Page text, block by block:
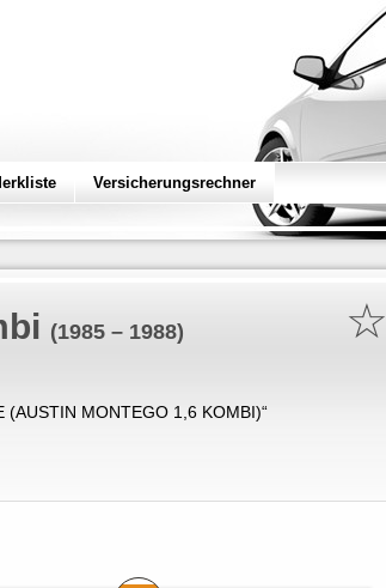
Versicherungsrechner
☆
(1985 – 1988)
(AUSTIN MONTEGO 1,6 KOMBI)“